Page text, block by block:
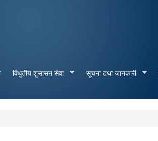
विधुतीय शुसासन सेवा सूचना तथा जानकारी